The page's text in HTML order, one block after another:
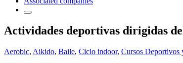
Actividades deportivas dirigidas
Aerobic, Aikido, Baile, Ciclo indoor, Cursos Deportivos